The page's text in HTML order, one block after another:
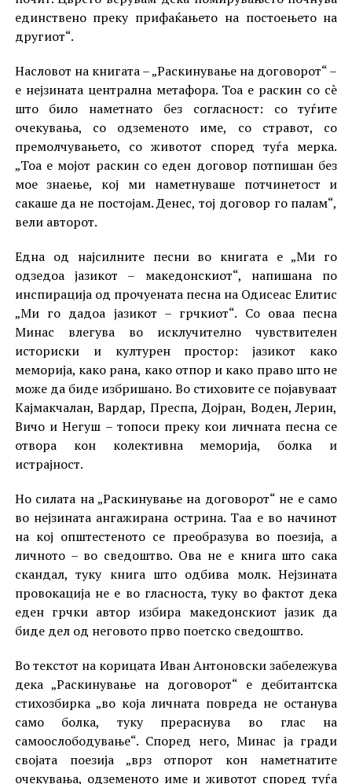
единствено преку прифаќањето на постоењето на
другиот“.
Насловот на книгата – „Раскинување на договорот“ –
е нејзината централна метафора. Тоа е раскин со сè
што било наметнато без согласност: со туѓите
очекувања, со одземеното име, со стравот, со
премолчувањето, со животот според туѓа мерка.
„Тоа е мојот раскин со еден договор потпишан без
мое знаење, кој ми наметнуваше потчинетост и
сакаше да не постојам. Денес, тој договор го палам“,
вели авторот.
Една од најсилните песни во книгата е „Ми го
одзедоа јазикот – македонскиот“, напишана по
инспирација од прочуената песна на Одисеас Елитис
„Ми го дадоа јазикот – грчкиот“. Со оваа песна
Минас влегува во исклучително чувствителен
историски и културен простор: јазикот како
меморија, како рана, како отпор и како право што не
може да биде избришано. Во стиховите се појавуваат
Кајмакчалан, Вардар, Преспа, Дојран, Воден, Лерин,
Вичо и Негуш – топоси преку кои личната песна се
отвора кон колективна меморија, болка и
истрајност.
Но силата на „Раскинување на договорот“ не е само
во нејзината ангажирана острина. Таа е во начинот
на кој општестеното се преобразува во поезија, а
личното – во сведоштво. Ова не е книга што сака
скандал, туку книга што одбива молк. Нејзината
провокација не е во гласноста, туку во фактот дека
еден грчки автор избира македонскиот јазик да
биде дел од неговото прво поетско сведоштво.
Во текстот на корицата Иван Антоновски забележува
дека „Раскинување на договорот“ е дебитантска
стихозбирка „во која личната повреда не останува
само болка, туку прераснува во глас на
самоослободување“. Според него, Минас ја гради
својата поезија „врз отпорот кон наметнатите
очекувања, одземеното име и животот според туѓа